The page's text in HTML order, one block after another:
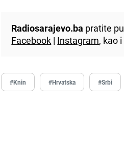
Radiosarajevo.ba pratite
Facebook | Instagram, kao
#Knin #Hrvatska #Srbi